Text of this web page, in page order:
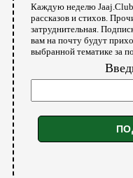
Каждую неделю Jaaj.Club
рассказов и стихов.
затруднительная.
вам на почту будут
выбранной тематике за